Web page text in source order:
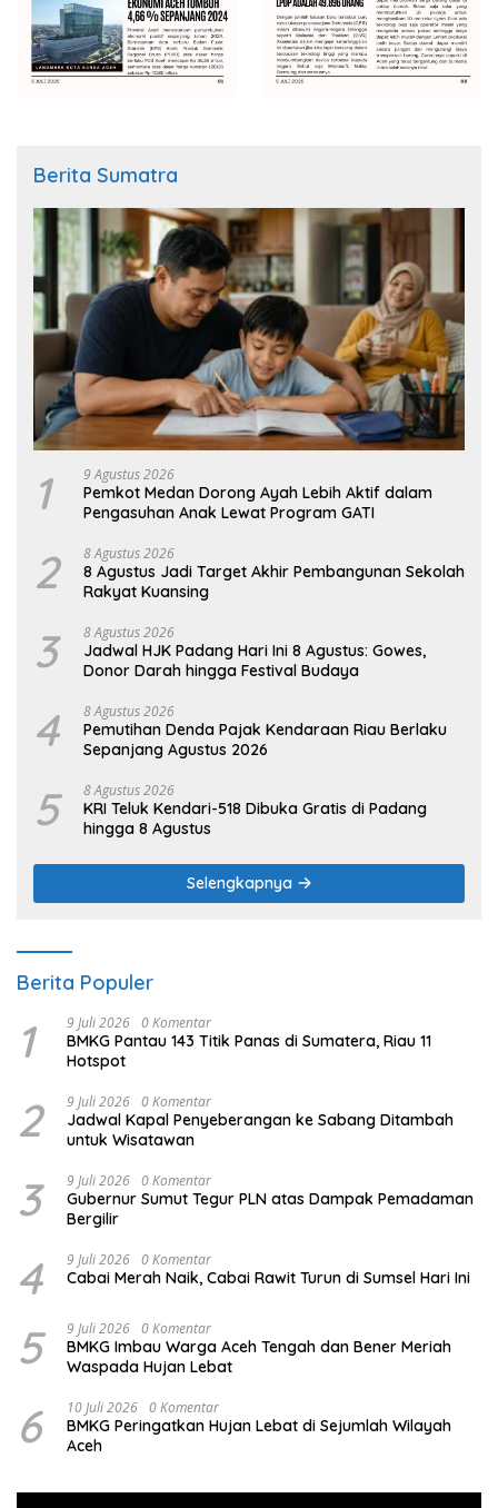
Berita Sumatra
1 9 Agustus 2026
Pemkot Medan Dorong Ayah Lebih Aktif dalam
Pengasuhan Anak Lewat Program GATI
2 8 Agustus 2026
8 Agustus Jadi Target Akhir Pembangunan Sekolah
Rakyat Kuansing
3 8 Agustus 2026
Jadwal HJK Padang Hari Ini 8 Agustus: Gowes,
Donor Darah hingga Festival Budaya
4 8 Agustus 2026
Pemutihan Denda Pajak Kendaraan Riau Berlaku
Sepanjang Agustus 2026
5 8 Agustus 2026
KRI Teluk Kendari-518 Dibuka Gratis di Padang
hingga 8 Agustus
Selengkapnya
Berita Populer
1 9 Juli 2026 0 Komentar
BMKG Pantau 143 Titik Panas di Sumatera, Riau 11
Hotspot
2 9 Juli 2026 0 Komentar
Jadwal Kapal Penyeberangan ke Sabang Ditambah
untuk Wisatawan
3 9 Juli 2026 0 Komentar
Gubernur Sumut Tegur PLN atas Dampak Pemadaman
Bergilir
4 9 Juli 2026 0 Komentar
Cabai Merah Naik, Cabai Rawit Turun di Sumsel Hari Ini
5 9 Juli 2026 0 Komentar
BMKG Imbau Warga Aceh Tengah dan Bener Meriah
Waspada Hujan Lebat
6 10 Juli 2026 0 Komentar
BMKG Peringatkan Hujan Lebat di Sejumlah Wilayah
Aceh